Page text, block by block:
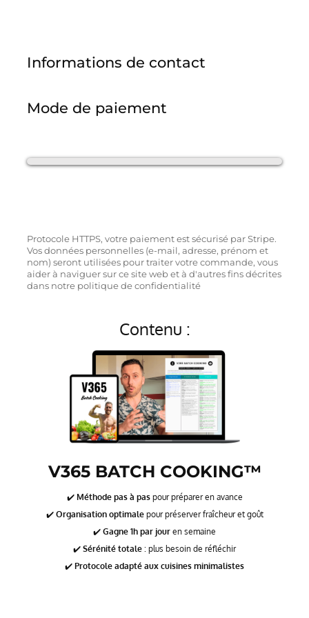
Informations de contact
Mode de paiement
Protocole HTTPS, votre paiement est sécurisé par Stripe.
Vos données personnelles (e-mail, adresse, prénom et
nom) seront utilisées pour traiter votre commande, vous
aider à naviguer sur ce site web et à d'autres fins décrites
dans notre politique de confidentialité
Contenu :
V365 BATCH COOKING™
✔️ Méthode pas à paspour préparer en avance
✔️ Organisation optimalepour préserver fraîcheur et goût
✔️ Gagne 1h par jour en semaine
✔️ Sérénité totale : plus besoin de réfléchir
✔️ Protocole adapté aux cuisines minimalistes